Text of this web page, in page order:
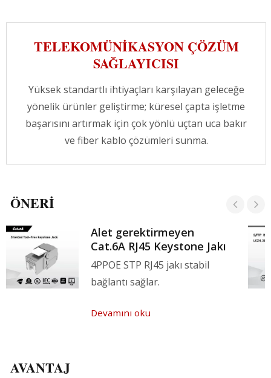
çözümleri sunar, profesyonel ekibimiz en iyi
zaman buradadır.
TELEKOMÜNIKASYON ÇÖZÜM
SAĞLAYICISI
Yüksek standartlı ihtiyaçları karşılayan geleceğe
yönelik ürünler geliştirme; küresel çapta işletme
başarısını artırmak için çok yönlü uçtan uca bakır
ve fiber kablo çözümleri sunma.
ÖNERI
Alet gerektirmeyen
Cat.6A RJ45 Keystone Jakı
4PPOE STP RJ45 jakı stabil
bağlantı sağlar.
Devamını oku
AVANTAJ